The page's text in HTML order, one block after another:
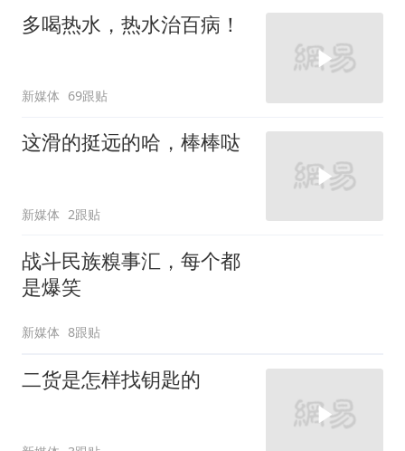
多喝热水，热水治百病！
新媒体 69跟贴
这滑的挺远的哈，棒棒哒
新媒体 2跟贴
战斗民族糗事汇，每个都
是爆笑
新媒体 8跟贴
二货是怎样找钥匙的